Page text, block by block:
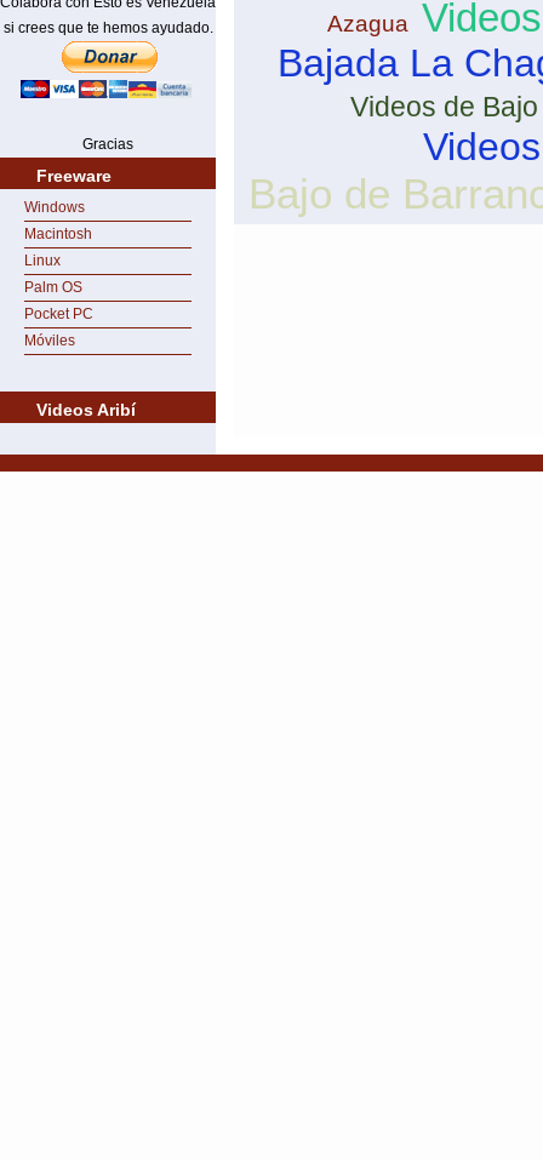
si crees que te hemos ayudado.
Gracias
Freeware
Windows
Macintosh
Linux
Palm OS
Pocket PC
Móviles
Videos Aribí
Azagua
Bajada La
Videos de
Bajo de